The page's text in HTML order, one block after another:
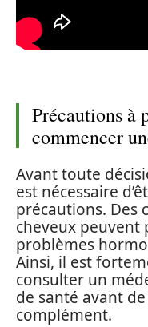
Précautions à
commencer
Avant toute
est nécessaire
précautions. Des
cheveux peuvent
problèmes
Ainsi, il est
consulter un
de santé avant
complément.